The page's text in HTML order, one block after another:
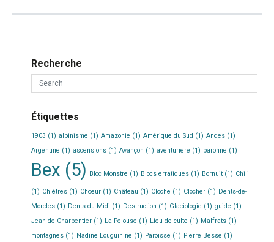
Recherche
Étiquettes
1903 (1) alpinisme (1) Amazonie (1) Amérique du Sud (1) Andes(1)
Argentine (1) ascensions(1) Avançon (1) aventurière (1) baronne (1)
Bex (5) Bloc Monstre (1) Blocs erratiques(1) Bornuit(1) Chili
(1) Chiètres(1) Choeur(1) Château (1) Cloche (1) Clocher(1) Dents-de-
Morcles(1) Dents-du-Midi (1) Destruction (1) Glaciologie (1) guide (1)
Jean de Charpentier(1) La Pelouse (1) Lieu de culte (1) Malfrats(1)
montagnes(1) Nadine Louguinine (1) Paroisse (1) Pierre Besse (1)